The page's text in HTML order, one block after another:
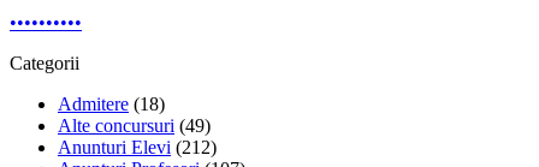
••••••••••
Categorii
Admitere (18)
Alte concursuri (49)
Anunturi Elevi (212)